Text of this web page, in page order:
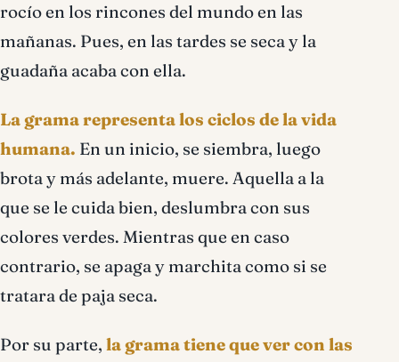
rocío en los rincones del mundo en las
mañanas. Pues, en las tardes se seca y la
guadaña acaba con ella.
La grama representa los ciclos de la vida
humana. En un inicio, se siembra, luego
brota y más adelante, muere. Aquella a la
que se le cuida bien, deslumbra con sus
colores verdes. Mientras que en caso
contrario, se apaga y marchita como si se
tratara de paja seca.
Por su parte, la grama tiene que ver con las